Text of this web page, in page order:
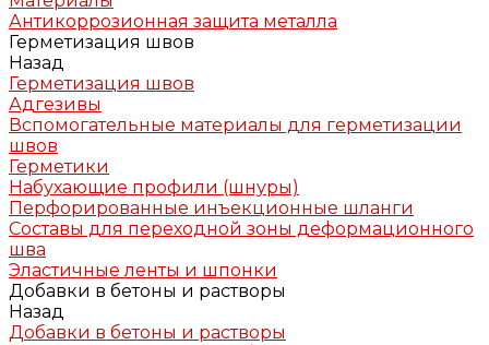
Антикоррозионная защита металла
Герметизация швов
Назад
Герметизация швов
Адгезивы
Вспомогательные материалы для герметизации
швов
Герметики
Набухающие профили (шнуры)
Перфорированные инъекционные шланги
Составы для переходной зоны деформационного
шва
Эластичные ленты и шпонки
Добавки в бетоны и растворы
Назад
Добавки в бетоны и растворы